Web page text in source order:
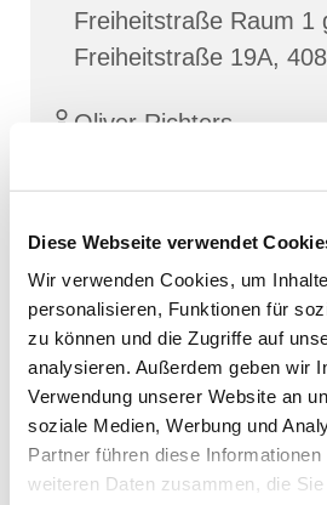
Diese Webseite verwendet
Wir verwenden Cookies, um
personalisieren, Funktionen für
zu können und die Zugriffe auf
analysieren. Außerdem geben wir
Verwendung unserer Website an
soziale Medien, Werbung und
Partner führen diese
weiteren Daten zusammen, die
Freiheitstraße Raum 1
Freiheitstraße 19A,
Oliver Richters